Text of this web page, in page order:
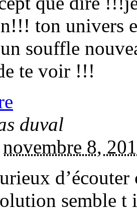
ton univers
souffle
te voir !!!
duval
novembre 8,
semble